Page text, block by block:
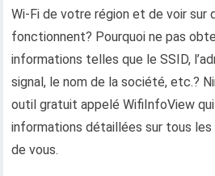
Wi-Fi de votre région et de voir sur
fonctionnent? Pourquoi ne pas
informations telles que le SSID,
signal, le nom de la société, etc.?
outil gratuit appelé WifiInfoView
informations détaillées sur tous les
de vous.